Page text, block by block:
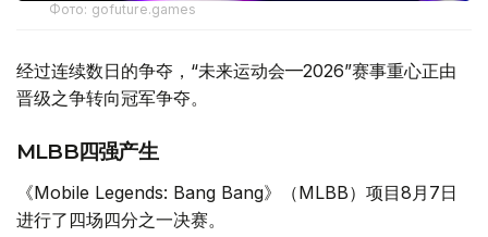
Фото: gofuture.games
经过连续数日的争夺，“未来运动会—2026”赛事重心正由
晋级之争转向冠军争夺。
MLBB四强产生
《Mobile Legends: Bang Bang》（MLBB）项目8月7日
进行了四场四分之一决赛。